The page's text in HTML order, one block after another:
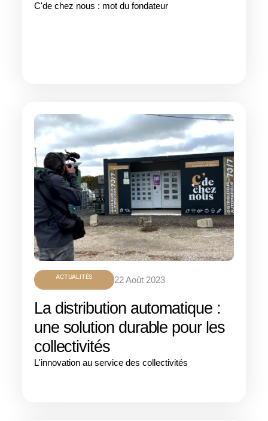
C'de chez nous : mot du fondateur
ACTUALITÉS 22 Août 2023
La distribution automatique :
une solution durable pour les
collectivités
L'innovation au service des collectivités